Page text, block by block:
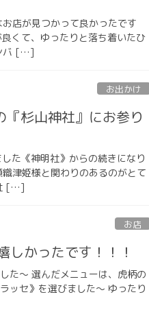
店が見つかって良かったです
くて、ゆったりと落ち着いたひ
バ […]
お出かけ
杉山神社』にお参り
た《神明社》からの続きになり
津姫様と関わりのあるのがとて
[…]
お店
しかったです！！！
た〜 選んだメニューは、虎柄の
ッセ》を選びました〜 ゆったり